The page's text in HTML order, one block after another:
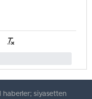
haberler; siyasetten